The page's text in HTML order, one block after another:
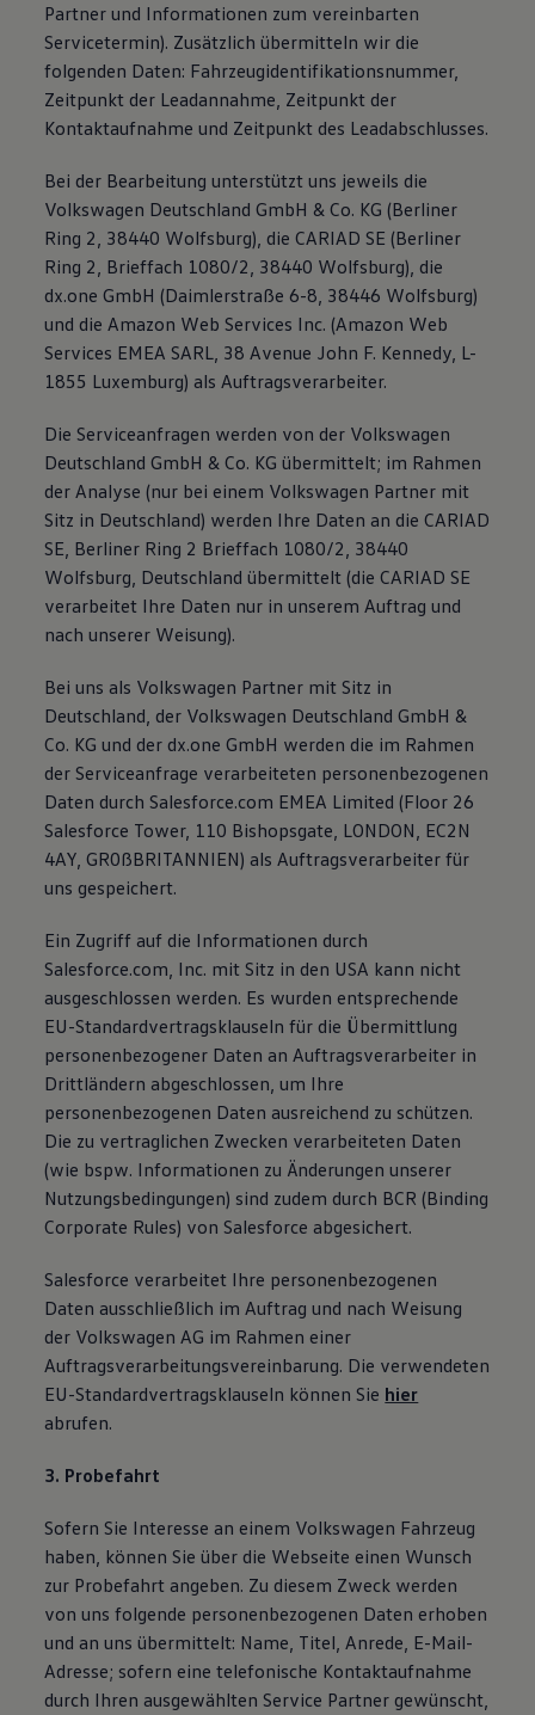
Partner und Informationen zum vereinbarten
Servicetermin). Zusätzlich übermitteln wir die
folgenden Daten: Fahrzeugidentifikationsnummer,
Zeitpunkt der Leadannahme, Zeitpunkt der
Kontaktaufnahme und Zeitpunkt des Leadabschlusses.
Bei der Bearbeitung unterstützt uns jeweils die
Volkswagen Deutschland GmbH & Co. KG (Berliner
Ring 2, 38440 Wolfsburg), die CARIAD SE (Berliner
Ring 2, Brieffach 1080/2, 38440 Wolfsburg), die
dx.one GmbH (Daimlerstraße 6-8, 38446 Wolfsburg)
und die Amazon Web Services Inc. (Amazon Web
Services EMEA SARL, 38 Avenue John F. Kennedy, L-
1855 Luxemburg) als Auftragsverarbeiter.
Die Serviceanfragen werden von der Volkswagen
Deutschland GmbH & Co. KG übermittelt; im Rahmen
der Analyse (nur bei einem Volkswagen Partner mit
Sitz in Deutschland) werden Ihre Daten an die CARIAD
SE, Berliner Ring 2 Brieffach 1080/2, 38440
Wolfsburg, Deutschland übermittelt (die CARIAD SE
verarbeitet Ihre Daten nur in unserem Auftrag und
nach unserer Weisung).
Bei uns als Volkswagen Partner mit Sitz in
Deutschland, der Volkswagen Deutschland GmbH &
Co. KG und der dx.one GmbH werden die im Rahmen
der Serviceanfrage verarbeiteten personenbezogenen
Daten durch Salesforce.com EMEA Limited (Floor 26
Salesforce Tower, 110 Bishopsgate, LONDON, EC2N
4AY, GR0ßBRITANNIEN) als Auftragsverarbeiter für
uns gespeichert.
Ein Zugriff auf die Informationen durch
Salesforce.com, Inc. mit Sitz in den USA kann nicht
ausgeschlossen werden. Es wurden entsprechende
EU-Standardvertragsklauseln für die Übermittlung
personenbezogener Daten an Auftragsverarbeiter in
Drittländern abgeschlossen, um Ihre
personenbezogenen Daten ausreichend zu schützen.
Die zu vertraglichen Zwecken verarbeiteten Daten
(wie bspw. Informationen zu Änderungen unserer
Nutzungsbedingungen) sind zudem durch BCR (Binding
Corporate Rules) von Salesforce abgesichert.
Salesforce verarbeitet Ihre personenbezogenen
Daten ausschließlich im Auftrag und nach Weisung
der Volkswagen AG im Rahmen einer
Auftragsverarbeitungsvereinbarung. Die verwendeten
EU-Standardvertragsklauseln können Sie hier
abrufen.
3. Probefahrt
Sofern Sie Interesse an einem Volkswagen Fahrzeug
haben, können Sie über die Webseite einen Wunsch
zur Probefahrt angeben. Zu diesem Zweck werden
von uns folgende personenbezogenen Daten erhoben
und an uns übermittelt: Name, Titel, Anrede, E-Mail-
Adresse; sofern eine telefonische Kontaktaufnahme
durch Ihren ausgewählten Service Partner gewünscht,